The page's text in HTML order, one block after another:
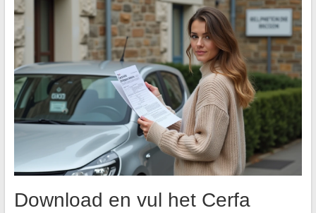
Download en vul het Cerfa